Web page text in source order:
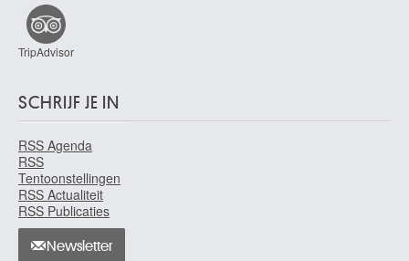
Zuid-Nederlandse school
1664
Zuid-Nederlandse school
Zuid-Nederlandse school
eind 17de eeuw
Zuid-Nederlandse school
17de eeuw
Zuid-Nederlandse school
einde 17de - begin 18de eeuw
Zuid-Nederlandse school
begin 18de eeuw
TripAdvisor
SCHRIJF JE IN
RSS Agenda
RSS
Tentoonstellingen
RSS Actualiteit
RSS Publicaties
Newsletter